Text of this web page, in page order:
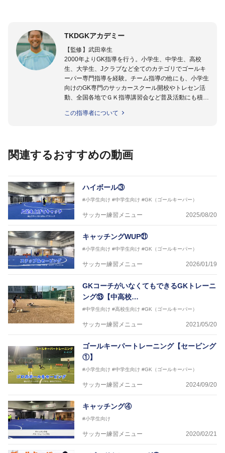
TKDGKアカデミー
【監修】武田幸生
2000年よりGK指導を行う。小学生、中学生、高校
生、大学生、Jクラブなど全てのカテゴリでゴールキ
ーパー専門指導を経験。チーム指導の他にも、小学生
向けのGK専門のサッカースクール開校やトレセン活
動、全国各地でＧＫ指導講習会など普及活動にも積極
り口」にいる選手から「プロ選手」まで指導する日本
【指導ライセンス】日本サッカー協会公認Ｂ級・日本
この指導者について
関連するおすすめの動画
ハイボール③
#小学生向け #中学生向け #GK（ゴールキーパー）
サッカー練習メニュー 2025/08/20
キャッチングWUP㉑
#小学生向け #中学生向け #GK（ゴールキーパー）
サッカー練習メニュー 2026/01/19
GKコーチがいなくてもできるGKトレーニ
ング⑬【中高校…
#中学生向け #高校生向け #GK（ゴールキーパー）
サッカー練習メニュー 2021/05/20
ゴールキーパートレーニング【セービング
①】
#小学生向け #中学生向け #GK（ゴールキーパー）
サッカー練習メニュー 2024/09/20
キャッチング④
#小学生向け
サッカー練習メニュー 2020/02/21